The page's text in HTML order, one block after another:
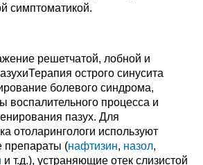
симптоматикой.
решетчатой, лобной и
острого синусита
болевого синдрома,
воспалительного процесса и
пазух. Для
отоларингологи используют
препараты (нафтизин, назол,
и т.д.), устраняющие отек слизистой